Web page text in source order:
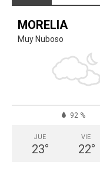
MORELIA
Muy Nuboso
92 %
JUE
23°
VIE
22°